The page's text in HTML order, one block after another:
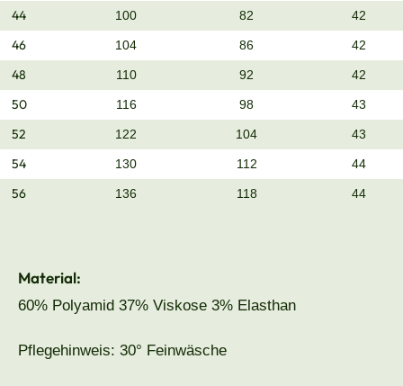
44 100 82 42
46 104 86 42
48 110 92 42
50 116 98 43
52 122 104 43
54 130 112 44
56 136 118 44
Material:
60% Polyamid 37% Viskose 3% Elasthan
Pflegehinweis: 30° Feinwäsche